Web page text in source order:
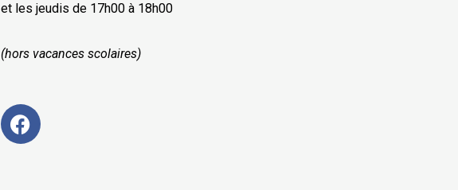
et les jeudis de 17h00 à 18h00
(hors vacances scolaires)